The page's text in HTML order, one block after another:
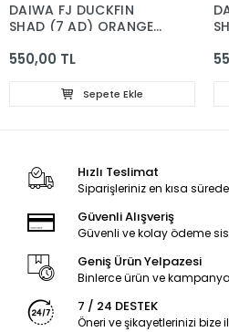
DAIWA FJ DUCKFIN
SHAD (7 AD) ORANGE
550,00 TL
Sepete Ekle
Hızlı Teslimat
Siparişleriniz en kısa
Güvenli Alışveriş
Güvenli ve kolay ödeme
Geniş Ürün Yelpazesi
Binlerce ürün ve
7 / 24 DESTEK
Öneri ve şikayetlerinizi bize